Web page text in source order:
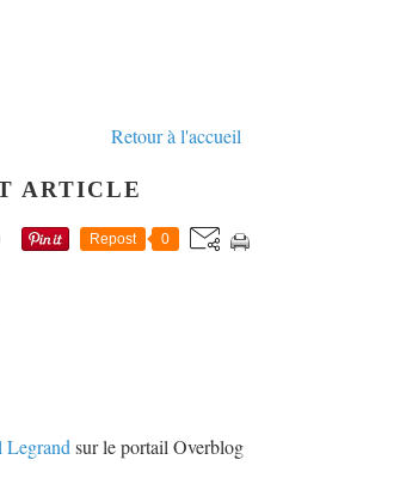
Retour à l'accueil
ARTICLE
Repost 0
Legrand sur le portail Overblog